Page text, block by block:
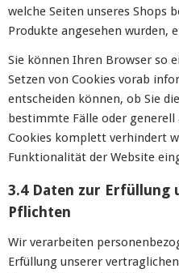
welche Seiten unseres Shops
Produkte angesehen wurden,
Sie können Ihren Browser so
Setzen von Cookies vorab
entscheiden können, ob Sie
bestimmte Fälle oder generell
Cookies komplett verhindert
Funktionalität der Website
3.4 Daten zur Erfüllung
Pflichten
Wir verarbeiten
Erfüllung unserer